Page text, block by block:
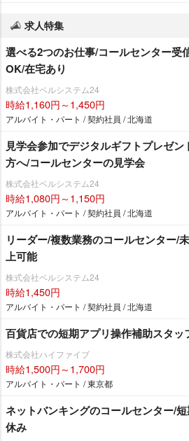
求人特集
選べる2つのお仕事/コールセンター受
OK/在宅あり
株式会社ベルシステム24
時給1,160円～1,450円
アルバイト・パート / 契約社員 / 北海道
見学会参加でデジタルギフトプレゼ
方へ/コールセンターの見学会
株式会社ベルシステム24
時給1,080円～1,150円
アルバイト・パート / 契約社員 / 北海道
リーダー/複数業務のコールセンター/
上可能
株式会社ベルシステム24
時給1,450円
アルバイト・パート / 契約社員 / 北海道
百貨店での短期アプリ操作補助スタッ
株式会社ハイファイブ
時給1,500円～1,700円
アルバイト・パート / 東京都
ネットバンキングのコールセンター/
休み